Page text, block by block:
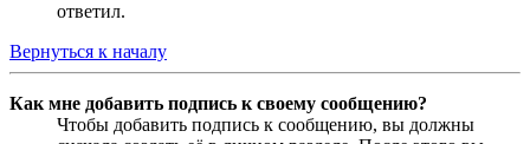
ответил.
Вернуться к началу
Как мне добавить подпись к своему сообщению?
Чтобы добавить подпись к сообщению, вы должны